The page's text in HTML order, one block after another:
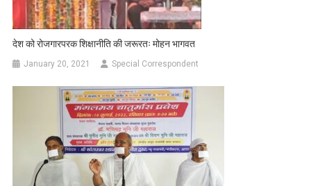
देश को रोजगारपरक शिक्षानीति की जरूरतः मोहन भागवत
January 20, 2021 Special Correspondent